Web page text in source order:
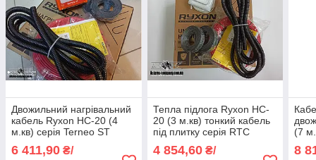
Двожильний нагрівальний
кабель Ryxon HC-20 (4
м.кв) серія Terneo ST
6 411,90 ₴/
Тепла підлога Ryxon HC-
20 (3 м.кв) тонкий кабель
під плитку серія RTC
4 854,60₴/
(7
8